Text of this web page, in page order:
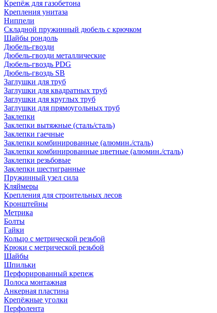
Крепёж для газобетона
Крепления унитаза
Ниппели
Складной пружинный дюбель с крючком
Шайбы рондоль
Дюбель-гвозди
Дюбель-гвозди металлические
Дюбель-гвоздь PDG
Дюбель-гвоздь SB
Заглушки для труб
Заглушки для квадратных труб
Заглушки для круглых труб
Заглушки для прямоугольных труб
Заклепки
Заклепки вытяжные (сталь/сталь)
Заклепки гаечные
Заклепки комбинированные (алюмин./сталь)
Заклепки комбинированные цветные (алюмин./сталь)
Заклепки резьбовые
Заклепки шестигранные
Пружинный узел сила
Кляймеры
Крепления для строительных лесов
Кронштейны
Метрика
Болты
Гайки
Кольцо с метрической резьбой
Крюки с метрической резьбой
Шайбы
Шпильки
Перфорированный крепеж
Полоса монтажная
Анкерная пластина
Крепёжные уголки
Перфолента